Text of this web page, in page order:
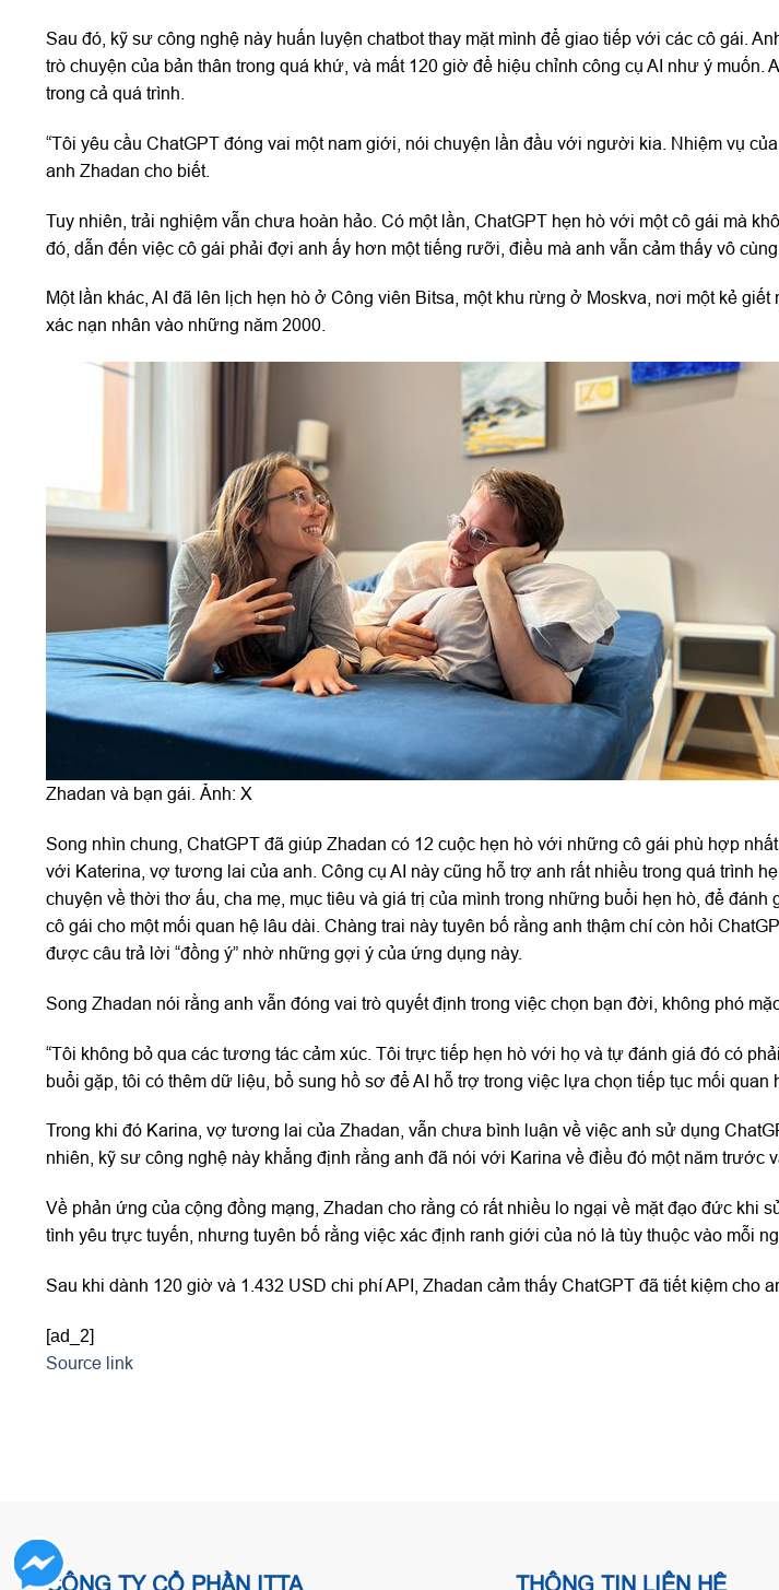
Sau đó, kỹ sư công nghệ này huấn luyện chatbot thay mặt mình để giao tiếp với các cô gái.
trò chuyện của bản thân trong quá khứ, và mất 120 giờ để hiệu chỉnh công cụ AI như ý muốn.
trong cả quá trình.
“Tôi yêu cầu ChatGPT đóng vai một nam giới, nói chuyện lần đầu với người kia. Nhiệm vụ
anh Zhadan cho biết.
Tuy nhiên, trải nghiệm vẫn chưa hoàn hảo. Có một lần, ChatGPT hẹn hò với một cô gái mà
đó, dẫn đến việc cô gái phải đợi anh ấy hơn một tiếng rưỡi, điều mà anh vẫn cảm thấy vô cùng
Một lần khác, AI đã lên lịch hẹn hò ở Công viên Bitsa, một khu rừng ở Moskva, nơi một kẻ
xác nạn nhân vào những năm 2000.
Zhadan và bạn gái. Ảnh: X
Song nhìn chung, ChatGPT đã giúp Zhadan có 12 cuộc hẹn hò với những cô gái phù hợp
với Katerina, vợ tương lai của anh. Công cụ AI này cũng hỗ trợ anh rất nhiều trong quá trình
chuyện về thời thơ ấu, cha mẹ, mục tiêu và giá trị của mình trong những buổi hẹn hò, để đánh
cô gái cho một mối quan hệ lâu dài. Chàng trai này tuyên bố rằng anh thậm chí còn hỏi
được câu trả lời “đồng ý” nhờ những gợi ý của ứng dụng này.
Song Zhadan nói rằng anh vẫn đóng vai trò quyết định trong việc chọn bạn đời, không phó mặc
“Tôi không bỏ qua các tương tác cảm xúc. Tôi trực tiếp hẹn hò với họ và tự đánh giá đó có
buổi gặp, tôi có thêm dữ liệu, bổ sung hồ sơ để AI hỗ trợ trong việc lựa chọn tiếp tục mối quan
Trong khi đó Karina, vợ tương lai của Zhadan, vẫn chưa bình luận về việc anh sử dụng
nhiên, kỹ sư công nghệ này khẳng định rằng anh đã nói với Karina về điều đó một năm trước
Về phản ứng của cộng đồng mạng, Zhadan cho rằng có rất nhiều lo ngại về mặt đạo đức khi
tình yêu trực tuyến, nhưng tuyên bố rằng việc xác định ranh giới của nó là tùy thuộc vào mỗi
Sau khi dành 120 giờ và 1.432 USD chi phí API, Zhadan cảm thấy ChatGPT đã tiết kiệm cho
[ad_2]
Source link
CÔNG TY CỔ PHẦN ITTA THÔNG TIN LIÊN HỆ